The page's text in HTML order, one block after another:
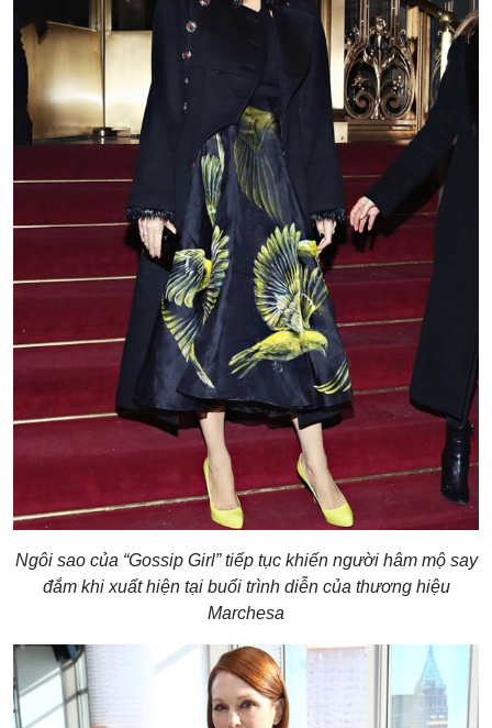
Ngôi sao của “Gossip Girl” tiếp tục khiến người hâm mộ say
đắm khi xuất hiện tại buổi trình diễn của thương hiệu
Marchesa